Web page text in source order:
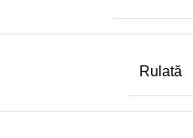
Rulată